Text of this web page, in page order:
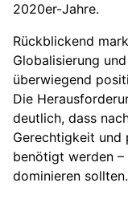
2020er-Jahre.
Rückblickend
Globalisierung
überwiegend
Die
deutlich, dass
Gerechtigkeit
benötigt werden
dominieren sollten.